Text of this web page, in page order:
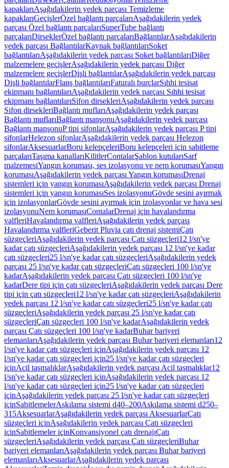
kapaklarıAşağıdakilerin yedek parçası Temizleme
kapaklarıGeçişlerÖzel bağlantı parçalarıAşağıdakilerin yedek
parçası Özel bağlantı parçalarıSuperTube bağlantı
parçalarıDirseklerÖzel bağlantı parçalarıBağlantılarAşağıdakilerin
yedek parçası BağlantılarKaynak bağlantılarıSoket
bağlantılarıAşağıdakilerin yedek parçası Soket bağlantılarıDiğer
malzemelere geçişlerAşağıdakilerin yedek parçası Diğer
malzemelere geçişlerDişli bağlantılarAşağıdakilerin yedek parçası
Dişli bağlantılarFlanş bağlantılarıFaturalı burçlarSıhhi tesisat
ekipmanı bağlantılarıAşağıdakilerin yedek parçası Sıhhi tesisat
ekipmanı bağlantılarıSifon dirsekleriAşağıdakilerin yedek parçası
Sifon dirsekleriBağlantı muflarıAşağıdakilerin yedek parçası
Bağlantı muflarıBağlantı manşonuAşağıdakilerin yedek parçası
Bağlantı manşonuP tipi sifonlarAşağıdakilerin yedek parçası P tipi
sifonlarHelezon sifonlarAşağıdakilerin yedek parçası Helezon
sifonlarAksesuarlarBoru kelepçeleriBoru kelepçeleri için sabitleme
parçalarıTaşıma kanallarıKilitlerContalarŞablon kutularıSarf
malzemesiYangın koruması, ses izolasyonu ve nem korumasıYangın
korumasıAşağıdakilerin yedek parçası Yangın korumasıDrenaj
sistemleri için yangın korumasıAşağıdakilerin yedek parçası Drenaj
sistemleri için yangın korumasıSes izolasyonuGövde sesini ayırmak
için izolasyonlarGövde sesini ayırmak için izolasyonlar ve hava sesi
izolasyonuNem korumasıContalarDrenaj için havalandırma
valfleriHavalandırma valfleriAşağıdakilerin yedek parçası
Havalandırma valfleriGeberit Pluvia çatı drenaj sistemiÇatı
süzgeçleriAşağıdakilerin yedek parçası Çatı süzgeçleri12 l/sn'ye
kadar çatı süzgeçleriAşağıdakilerin yedek parçası 12 l/sn'ye kadar
çatı süzgeçleri25 l/sn'ye kadar çatı süzgeçleriAşağıdakilerin yedek
parçası 25 l/sn'ye kadar çatı süzgeçleriÇatı süzgeçleri 100 l/sn'ye
kadarAşağıdakilerin yedek parçası Çatı süzgeçleri 100 l/sn'ye
kadarDere tipi için çatı süzgeçleriAşağıdakilerin yedek parçası Dere
tipi için çatı süzgeçleri12 l/sn'ye kadar çatı süzgeçleriAşağıdakilerin
yedek parçası 12 l/sn'ye kadar çatı süzgeçleri25 l/sn'ye kadar çatı
süzgeçleriAşağıdakilerin yedek parçası 25 l/sn'ye kadar çatı
süzgeçleriÇatı süzgeçleri 100 l/sn'ye kadarAşağıdakilerin yedek
parçası Çatı süzgeçleri 100 l/sn'ye kadarBuhar bariyeri
elemanlarıAşağıdakilerin yedek parçası Buhar bariyeri elemanları12
l/sn'ye kadar çatı süzgeçleri içinAşağıdakilerin yedek parçası 12
l/sn'ye kadar çatı süzgeçleri için25 l/sn'ye kadar çatı süzgeçleri
içinAcil taşmalıklarAşağıdakilerin yedek parçası Acil taşmalıklar12
l/sn'ye kadar çatı süzgeçleri içinAşağıdakilerin yedek parçası 12
l/sn'ye kadar çatı süzgeçleri için25 l/sn'ye kadar çatı süzgeçleri
içinAşağıdakilerin yedek parçası 25 l/sn'ye kadar çatı süzgeçleri
içinSabitlemelerAskılama sistemi d40–200Askılama sistemi d250–
315AksesuarlarAşağıdakilerin yedek parçası AksesuarlarÇatı
süzgeçleri içinAşağıdakilerin yedek parçası Çatı süzgeçleri
içinSabitlemeler içinKonvansiyonel çatı drenajıÇatı
süzgeçleriAşağıdakilerin yedek parçası Çatı süzgeçleriBuhar
bariyeri elemanlarıAşağıdakilerin yedek parçası Buhar bariyeri
elemanlarıAksesuarlarAşağıdakilerin yedek parçası